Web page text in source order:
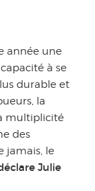
année une
à se
durable et
la
multiplicité
des
jamais, le
Julie